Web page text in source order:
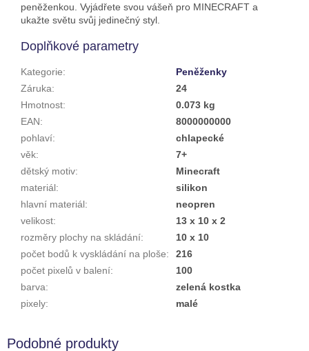
peněženkou. Vyjádřete svou vášeň pro MINECRAFT a
ukažte světu svůj jedinečný styl.
Doplňkové parametry
Kategorie:
Peněženky
Záruka:
24
Hmotnost:
0.073 kg
EAN:
8000000000
pohlaví:
chlapecké
věk:
7+
dětský motiv:
Minecraft
materiál:
silikon
hlavní materiál:
neopren
velikost:
13 x 10 x 2
rozměry plochy na skládání:
10 x 10
počet bodů k vyskládání na ploše:
216
počet pixelů v balení:
100
barva:
zelená kostka
pixely: malé